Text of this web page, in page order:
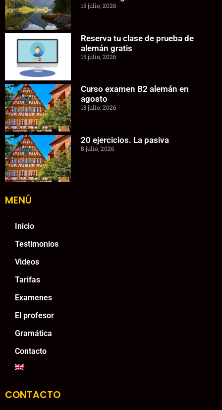
15 julio, 2026
Reserva tu clase de prueba de
alemán gratis
15 julio, 2026
Curso examen B2 alemán en
agosto
13 julio, 2026
20 ejercicios. La pasiva
8 julio, 2026
MENÚ
Inicio
Testimonios
Videos
Tarifas
Examenes
El profesor
Gramática
Contacto
CONTACTO